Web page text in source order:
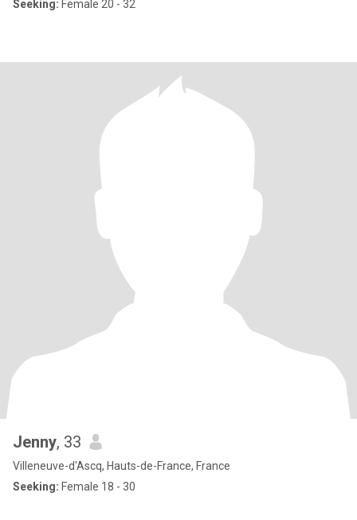
Seeking: Female 20 - 32
Jenny, 33
Villeneuve-d'Ascq, Hauts-de-France, France
Seeking: Female 18 - 30